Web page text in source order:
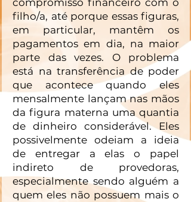
compromisso financeiro com o
filho/a, até porque essas figuras,
em particular, mantêm os
pagamentos em dia, na maior
parte das vezes. O problema
está na transferência de poder
que acontece quando eles
mensalmente lançam nas mãos
da figura materna uma quantia
de dinheiro considerável. Eles
possivelmente odeiam a ideia
de entregar a elas o papel
indireto de provedoras,
especialmente sendo alguém a
quem eles não possuem mais o